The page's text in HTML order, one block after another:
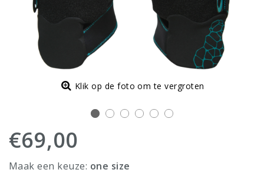
Klik op de foto om te vergroten
€69,00
Maak een keuze: one size